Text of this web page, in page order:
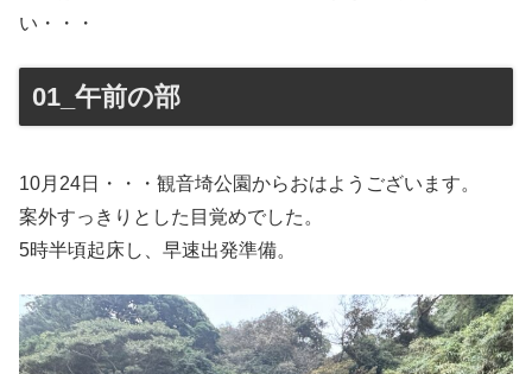
い・・・
01_午前の部
10月24日・・・観音埼公園からおはようございます。
案外すっきりとした目覚めでした。
5時半頃起床し、早速出発準備。